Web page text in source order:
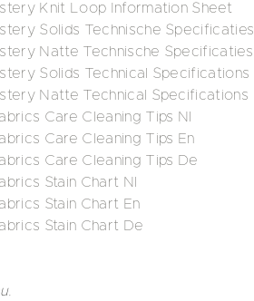
Knit Loop Information Sheet
Solids Technische Specificaties
Natte Technische Specificaties
Solids Technical Specifications
Natte Technical Specifications
Care Cleaning Tips Nl
Care Cleaning Tips En
Care Cleaning Tips De
Stain Chart Nl
Stain Chart En
Stain Chart De